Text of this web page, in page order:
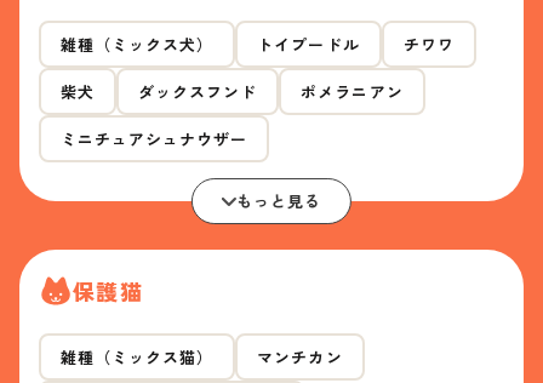
雑種（ミックス犬） トイプードル チワワ
柴犬 ダックスフンド ポメラニアン
ミニチュアシュナウザー
もっと見る
保護猫
雑種（ミックス猫） マンチカン